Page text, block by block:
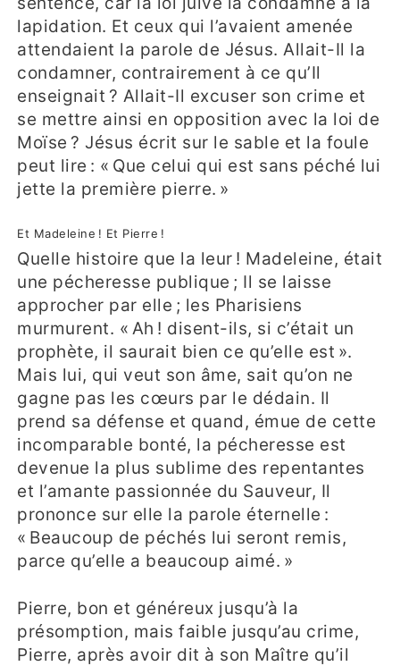
lapidation. Et ceux qui l’avaient amenée
attendaient la parole de Jésus. Allait-Il la
condamner, contrairement à ce qu’Il
enseignait ? Allait-Il excuser son crime et
se mettre ainsi en opposition avec la loi de
Moïse ? Jésus écrit sur le sable et la foule
peut lire : « Que celui qui est sans péché lui
jette la première pierre. »
Et Madeleine ! Et Pierre !
Quelle histoire que la leur ! Madeleine, était
une pécheresse publique ; Il se laisse
approcher par elle ; les Pharisiens
murmurent. « Ah ! disent-ils, si c’était un
prophète, il saurait bien ce qu’elle est ».
Mais lui, qui veut son âme, sait qu’on ne
gagne pas les cœurs par le dédain. Il
prend sa défense et quand, émue de cette
incomparable bonté, la pécheresse est
devenue la plus sublime des repentantes
et l’amante passionnée du Sauveur, Il
prononce sur elle la parole éternelle :
« Beaucoup de péchés lui seront remis,
parce qu’elle a beaucoup aimé. »
Pierre, bon et généreux jusqu’à la
présomption, mais faible jusqu’au crime,
Pierre, après avoir dit à son Maître qu’il